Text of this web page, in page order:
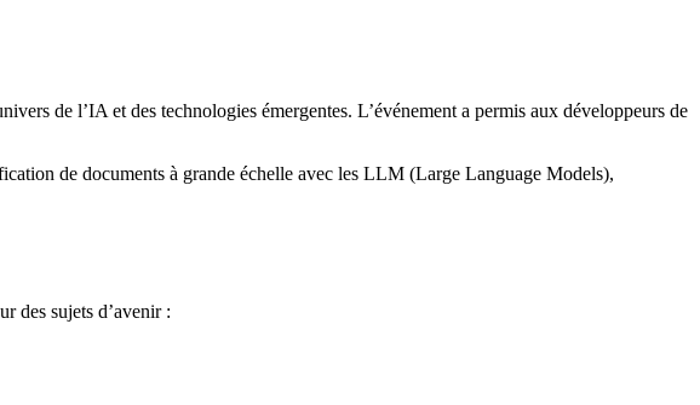
de l’IA et des technologies émergentes. L’événement a permis aux développeurs de
de documents à grande échelle avec les LLM (Large Language Models),
des sujets d’avenir :